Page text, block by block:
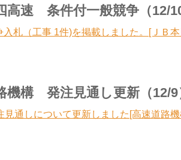
高速 条件付一般競争（12/
入札（工事 1件)を掲載しました。[ＪＢ
機構 発注見通し更新（12/9
見通しについて更新しました[高速道路